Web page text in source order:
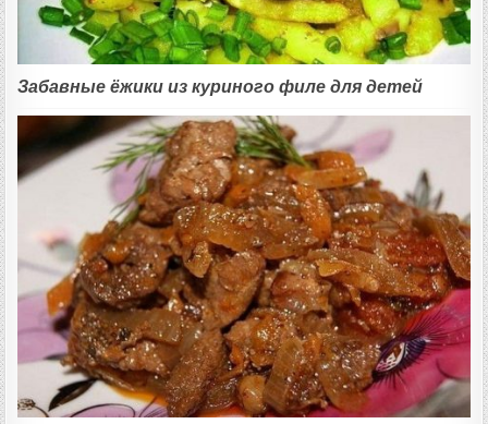
Забавные ёжики из куриного филе для детей